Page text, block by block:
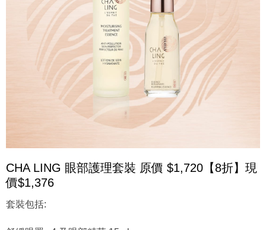
CHA LING 眼部護理套裝 原價 $1,720【8折】現
價$1,376
套裝包括: